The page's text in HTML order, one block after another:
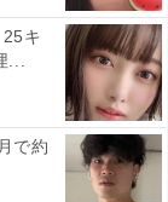
キ
...
で約